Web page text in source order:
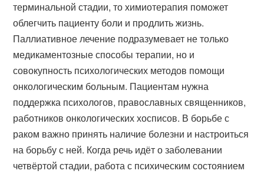
терминальной стадии, то химиотерапия поможет
облегчить пациенту боли и продлить жизнь.
Паллиативное лечение подразумевает не только
медикаментозные способы терапии, но и
совокупность психологических методов помощи
онкологическим больным. Пациентам нужна
поддержка психологов, православных священников,
работников онкологических хосписов. В борьбе с
раком важно принять наличие болезни и настроиться
на борьбу с ней. Когда речь идёт о заболевании
четвёртой стадии, работа с психическим состоянием